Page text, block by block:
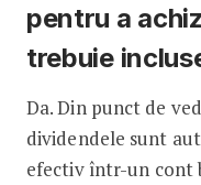
pentru a
trebuie
Da. Din punct de
dividendele sunt
efectiv într-un cont